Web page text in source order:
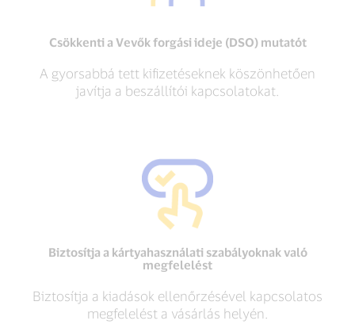
Csökkenti a Vevők forgási ideje (DSO) mutatót
A gyorsabbá tett kifizetéseknek köszönhetően
javítja a beszállítói kapcsolatokat.
Biztosítja a kártyahasználati szabályoknak való
megfelelést
Biztosítja a kiadások ellenőrzésével kapcsolatos
megfelelést a vásárlás helyén.